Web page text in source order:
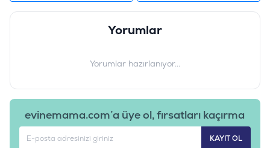
Yorumlar
Yorumlar hazırlanıyor...
evinemama.com’a üye ol, fırsatları kaçırma
KAYIT OL